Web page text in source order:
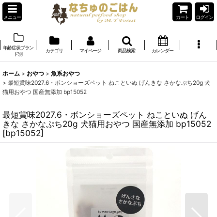
メニュー カート ログイン
年齢症状ブラン
ド別
カテゴリ マイページ 商品検索 カレンダー
ホーム > おやつ > 魚系おやつ
> 最短賞味2027.6・ボンショーズペット ねこといぬ げんきな さかなぷち20g 犬
猫用おやつ 国産無添加 bp15052
最短賞味2027.6・ボンショーズペット ねこといぬ げん
きな さかなぷち20g 犬猫用おやつ 国産無添加 bp15052
[bp15052]